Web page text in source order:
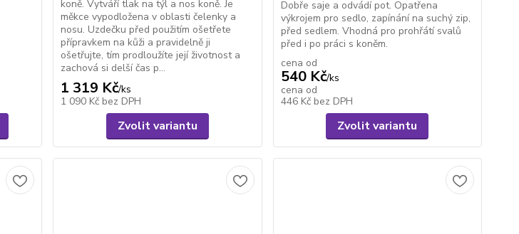
koně. Vytváří tlak na týl a nos koně. Je
měkce vypodložena v oblasti čelenky a
nosu. Uzdečku před použitím ošetřete
přípravkem na kůži a pravidelně ji
ošetřujte, tím prodloužíte její životnost a
zachová si delší čas p...
1 319 Kč/ks
1 090 Kč bez DPH
Zvolit variantu
Dobře saje a odvádí pot. Opatřena
výkrojem pro sedlo, zapínání na suchý zip,
před sedlem. Vhodná pro prohřátí svalů
před i po práci s koněm.
cena od
540 Kč/ks
cena od
446 Kč bez DPH
Zvolit variantu